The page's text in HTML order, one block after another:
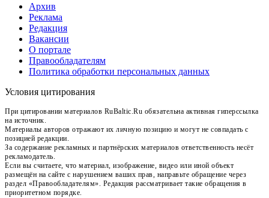
Архив
Реклама
Редакция
Вакансии
О портале
Правообладателям
Политика обработки персональных данных
Условия цитирования
При цитировании материалов RuBaltic.Ru обязательна активная гиперссылка
на источник.
Материалы авторов отражают их личную позицию и могут не совпадать с
позицией редакции.
За содержание рекламных и партнёрских материалов ответственность несёт
рекламодатель.
Если вы считаете, что материал, изображение, видео или иной объект
размещён на сайте с нарушением ваших прав, направьте обращение через
раздел «Правообладателям». Редакция рассматривает такие обращения в
приоритетном порядке.